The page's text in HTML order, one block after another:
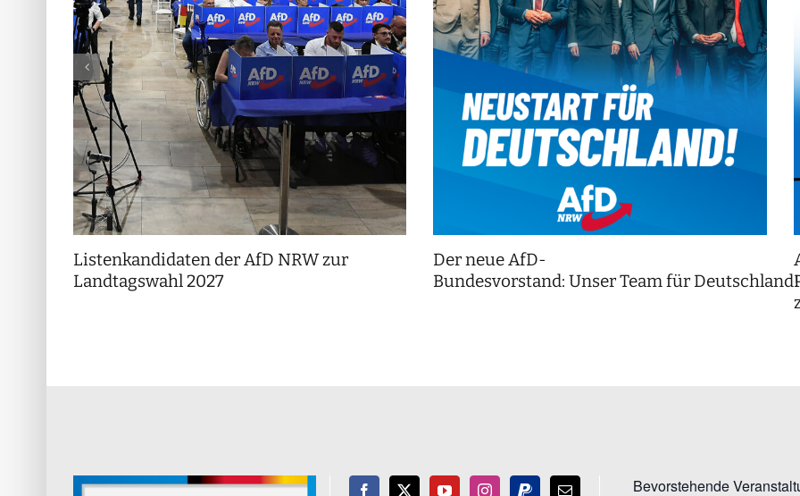
Listenkandidaten der AfD NRW zur
Landtagswahl 2027
Der neue AfD-
Bundesvorstand: Unser Team für
Bevorstehende